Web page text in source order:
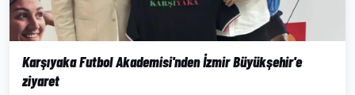
Karşıyaka Futbol Akademisi'nden İzmir Büyükşehir'e
ziyaret